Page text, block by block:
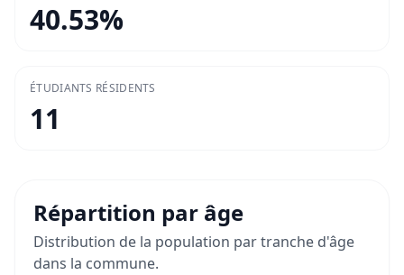
40.53%
ÉTUDIANTS RÉSIDENTS
11
Répartition par âge
Distribution de la population par tranche d'âge
dans la commune.